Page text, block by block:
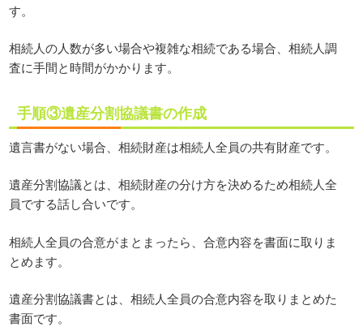
す。
相続人の人数が多い場合や複雑な相続である場合、相続人調
査に手間と時間がかかります。
手順③遺産分割協議書の作成
遺言書がない場合、相続財産は相続人全員の共有財産です。
遺産分割協議とは、相続財産の分け方を決めるため相続人全
員でする話し合いです。
相続人全員の合意がまとまったら、合意内容を書面に取りま
とめます。
遺産分割協議書とは、相続人全員の合意内容を取りまとめた
書面です。